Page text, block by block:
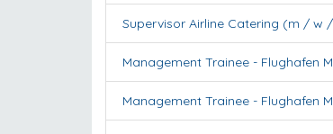
Supervisor Airline Catering (m / w
Management Trainee - Flughafen
Management Trainee - Flughafen